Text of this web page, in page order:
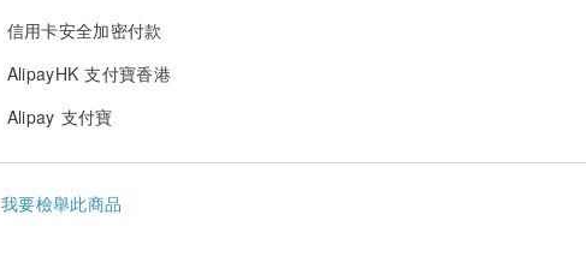
信用卡安全加密付款
AlipayHK 支付寶香港
Alipay 支付寶
我要檢舉此商品